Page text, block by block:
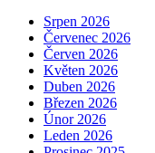
Srpen 2026
Červenec 2026
Červen 2026
Květen 2026
Duben 2026
Březen 2026
Únor 2026
Leden 2026